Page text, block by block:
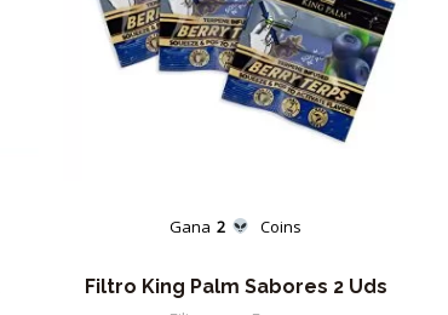
Gana 2 Coins
Filtro King Palm Sabores 2 Uds